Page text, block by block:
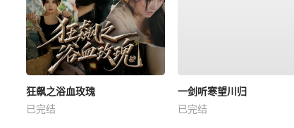
狂飙之浴血玫瑰
已完结
一剑听寒望川归
已完结